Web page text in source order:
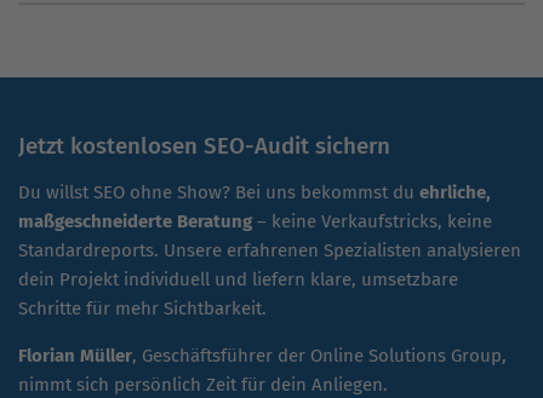
Jetzt kostenlosen SEO-Audit sichern
Du willst SEO ohne Show? Bei uns bekommst du ehrliche,
maßgeschneiderte Beratung – keine Verkaufstricks, keine
Standardreports. Unsere erfahrenen Spezialisten analysieren
dein Projekt individuell und liefern klare, umsetzbare
Schritte für mehr Sichtbarkeit.
Florian Müller, Geschäftsführer der Online Solutions Group,
nimmt sich persönlich Zeit für dein Anliegen.